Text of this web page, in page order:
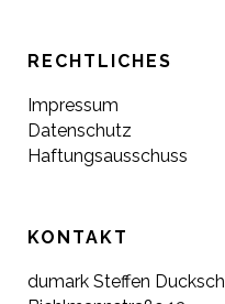
RECHTLICHES
Impressum
Datenschutz
Haftungsausschuss
KONTAKT
dumark Steffen Ducksch